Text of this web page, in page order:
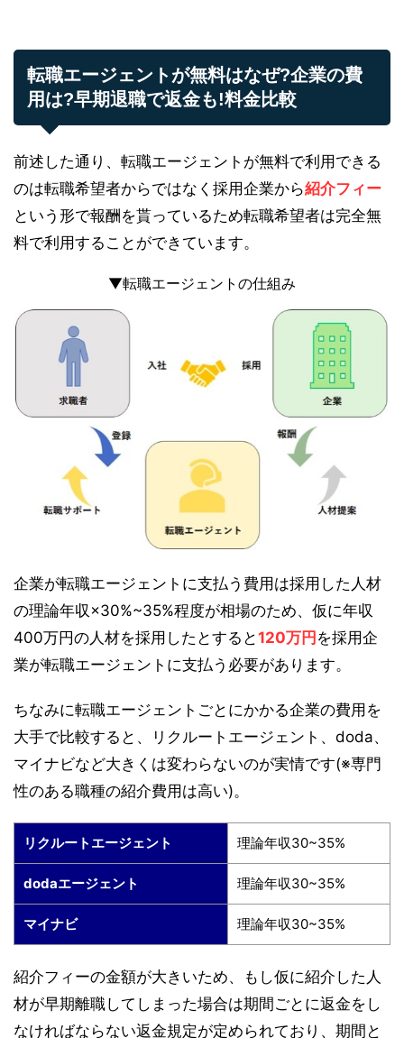
転職エージェントが無料はなぜ?企業の費
用は?早期退職で返金も!料金比較
前述した通り、転職エージェントが無料で利用できる
のは転職希望者からではなく採用企業から紹介フィー
という形で報酬を貰っているため転職希望者は完全無
料で利用することができています。
▼転職エージェントの仕組み
企業が転職エージェントに支払う費用は採用した人材
の理論年収×30%~35%程度が相場のため、仮に年収
400万円の人材を採用したとすると120万円を採用企
業が転職エージェントに支払う必要があります。
ちなみに転職エージェントごとにかかる企業の費用を
大手で比較すると、リクルートエージェント、doda、
マイナビなど大きくは変わらないのが実情です(※専門
性のある職種の紹介費用は高い)。
リクルートエージェント 理論年収30~35%
dodaエージェント 理論年収30~35%
マイナビ 理論年収30~35%
紹介フィーの金額が大きいため、もし仮に紹介した人
材が早期離職してしまった場合は期間ごとに返金をし
なければならない返金規定が定められており、期間と